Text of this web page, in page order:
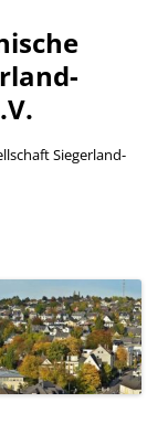
Siegerland-